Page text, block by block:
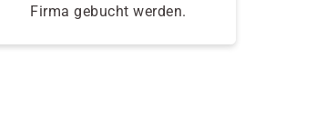
Firma gebucht werden.